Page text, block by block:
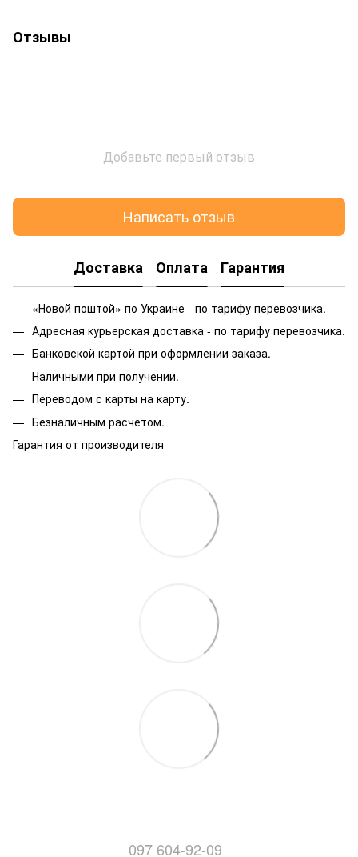
Отзывы
Добавьте первый отзыв
Написать отзыв
Доставка Оплата Гарантия
«Новой поштой» по Украине - по тарифу перевозчика.
Адресная курьерская доставка - по тарифу перевозчика.
Банковской картой при оформлении заказа.
Наличными при получении.
Переводом с карты на карту.
Безналичным расчётом.
Гарантия от производителя
097 604-92-09